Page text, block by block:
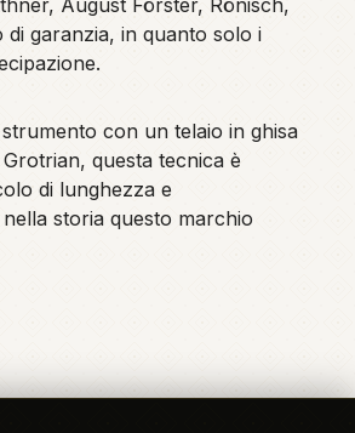
August Förster, Rönisch,
di garanzia, in quanto solo i
con un telaio in ghisa
questa tecnica è
di lunghezza e
storia questo marchio